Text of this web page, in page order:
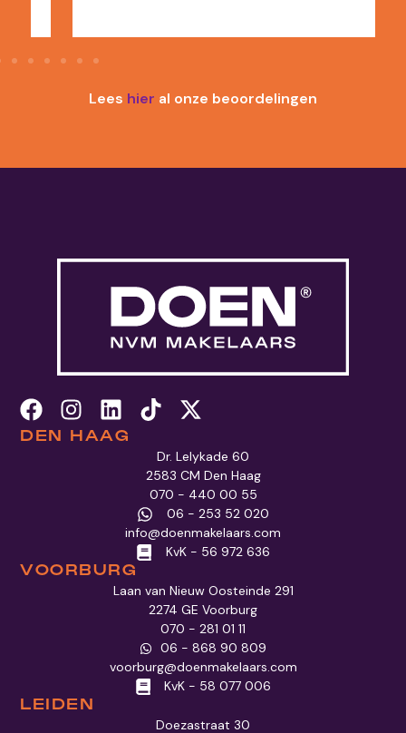
Lees hier al onze beoordelingen
DEN HAAG
Dr. Lelykade 60
2583 CM Den Haag
070 - 440 00 55
06 - 253 52 020
info@doenmakelaars.com
KvK - 56 972 636
VOORBURG
Laan van Nieuw Oosteinde 291
2274 GE Voorburg
070 - 281 01 11
06 - 868 90 809
voorburg@doenmakelaars.com
KvK - 58 077 006
LEIDEN
Doezastraat 30